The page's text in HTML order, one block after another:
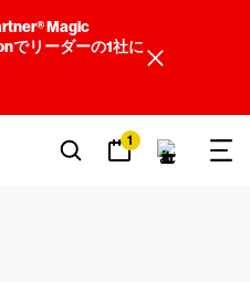
Magic
でリーダーの1社に
1